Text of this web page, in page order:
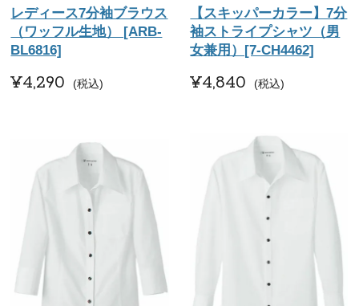
レディース7分袖ブラウス
（ワッフル生地） [ARB-
BL6816]
¥4,290 税込
【スキッパーカラー】7分
袖ストライプシャツ（男
女兼用）[7-CH4462]
¥4,840 税込